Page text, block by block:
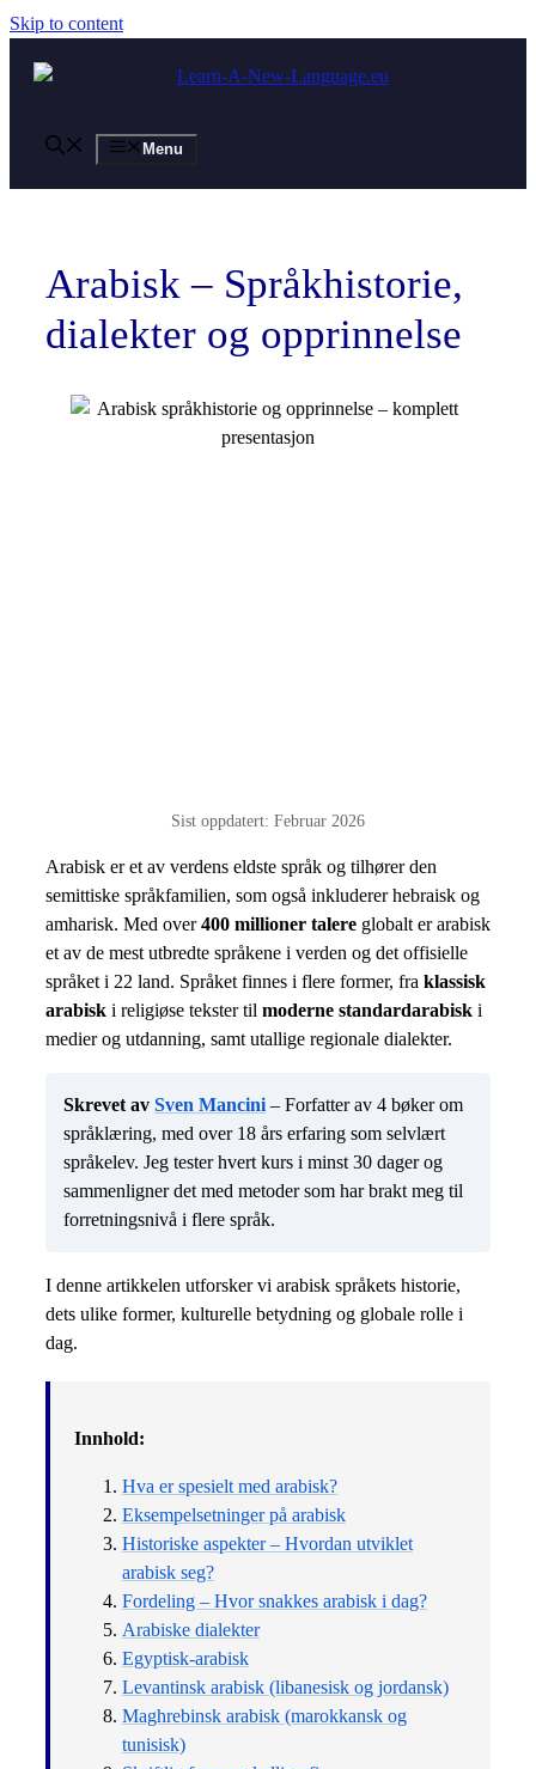
Skip to content
Menu
Arabisk – Språkhistorie,
dialekter og opprinnelse
Sist oppdatert: Februar 2026
Arabisk er et av verdens eldste språk og tilhører den
semittiske språkfamilien, som også inkluderer hebraisk og
amharisk. Med over400 millioner talere globalt er arabisk
et av de mest utbredte språkene i verden og det offisielle
språket i 22 land. Språket finnes i flere former, fra klassisk
arabisk i religiøse tekster til moderne standardarabisk i
medier og utdanning, samt utallige regionale dialekter.
Skrevet av Sven Mancini – Forfatter av 4 bøker om
språklæring, med over 18 års erfaring som selvlært
språkelev. Jeg tester hvert kurs i minst 30 dager og
sammenligner det med metoder som har brakt meg til
forretningsnivå i flere språk.
I denne artikkelen utforsker vi arabisk språkets historie,
dets ulike former, kulturelle betydning og globale rolle i
dag.
Innhold:
Hva er spesielt med arabisk?
Eksempelsetninger på arabisk
Historiske aspekter – Hvordan utviklet
arabisk seg?
Fordeling – Hvor snakkes arabisk i dag?
Arabiske dialekter
Egyptisk-arabisk
Levantinsk arabisk (libanesisk og jordansk)
Maghrebinsk arabisk (marokkansk og
tunisisk)